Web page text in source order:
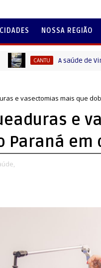
CIDADES NOSSA REGIÃO
CANTU A saúde de Virmond
e vasectomias mais que
e
Paraná em